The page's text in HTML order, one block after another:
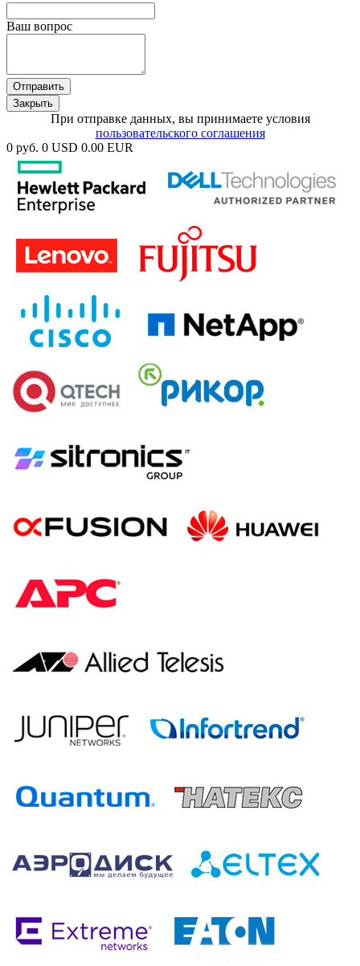
Ваш вопрос
Отправить
Закрыть
При отправке данных, вы принимаете условия
пользовательского соглашения
0 руб. 0 USD 0.00 EUR